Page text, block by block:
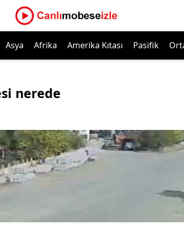
Asya Afrika Amerika Kıtası Pasifik
nerede